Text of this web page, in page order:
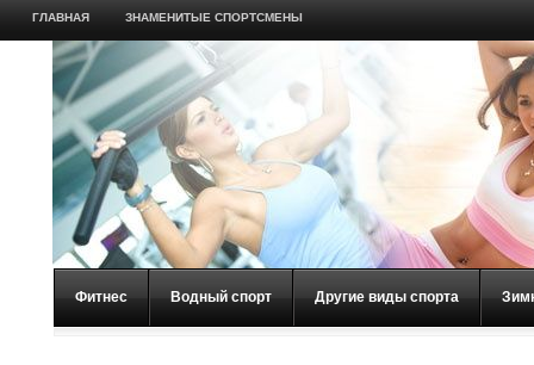
ГЛАВНАЯ ЗНАМЕНИТЫЕ СПОРТСМЕНЫ
Фитнес Водный спорт Другие виды спорта